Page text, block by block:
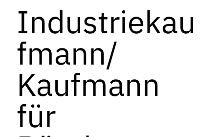
Industriekau
fmann/
Kaufmann
für